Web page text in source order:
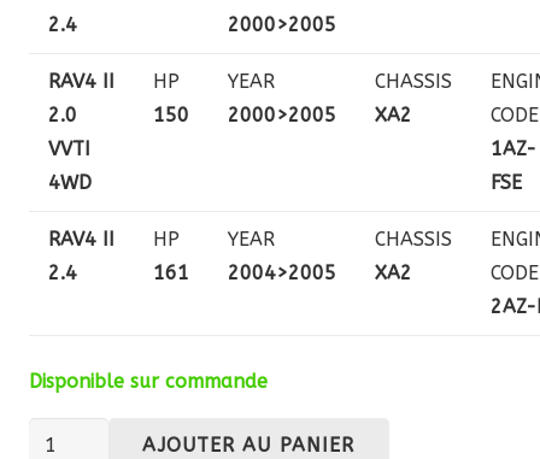
2.4
2000>2005
RAV4 II
2.0
VVTI
4WD
HP
150
YEAR
2000>2005
CHASSIS
XA2
CODE
1AZ-
FSE
RAV4 II
2.4
HP
161
YEAR
2004>2005
CHASSIS
XA2
CODE
2AZ-
Disponible sur commande
quantité
AJOUTER AU PANIER